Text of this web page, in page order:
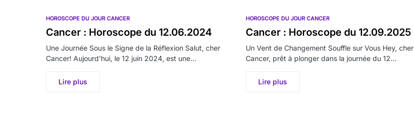
HOROSCOPE DU JOUR CANCER
Cancer : Horoscope du 12.06.2024
Une Journée Sous le Signe de la Réflexion Salut, cher
Cancer! Aujourd’hui, le 12 juin 2024, est une…
Lire plus
HOROSCOPE DU JOUR CANCER
Cancer : Horoscope du 12.09.2025
Un Vent de Changement Souffle sur Vous Hey, cher
Cancer, prêt à plonger dans la journée du 12…
Lire plus